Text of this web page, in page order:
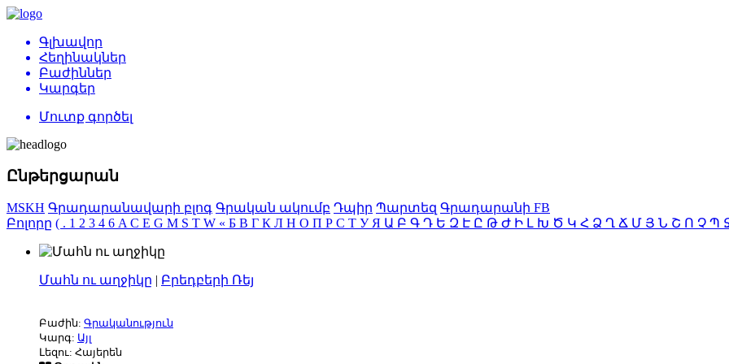
Գլխավոր
Հեղինակներ
Բաժիններ
Կարգեր
Մուտք գործել
Ընթերցարան
MSKH Գրադարանավարի բլոգ Գրական ակումբ Դպիր Պարտեզ Գրադարանի FB
Բոլորը ( . 1 2 3 4 6 AC E G M S T W « Б В Г К Л Н О П Р С Т УЯ Ա Բ Գ Դ Ե Զ Է Ը Թ Ժ Ի Լ Խ Ծ Կ Հ Ձ Ղ Ճ Մ Յ Ն Շ Ո Չ Պ
Մահն ու աղջիկը | Բրեդբերի Ռեյ
Բաժին: Գրականություն
Կարգ: Այլ
Լեզու: Հայերեն